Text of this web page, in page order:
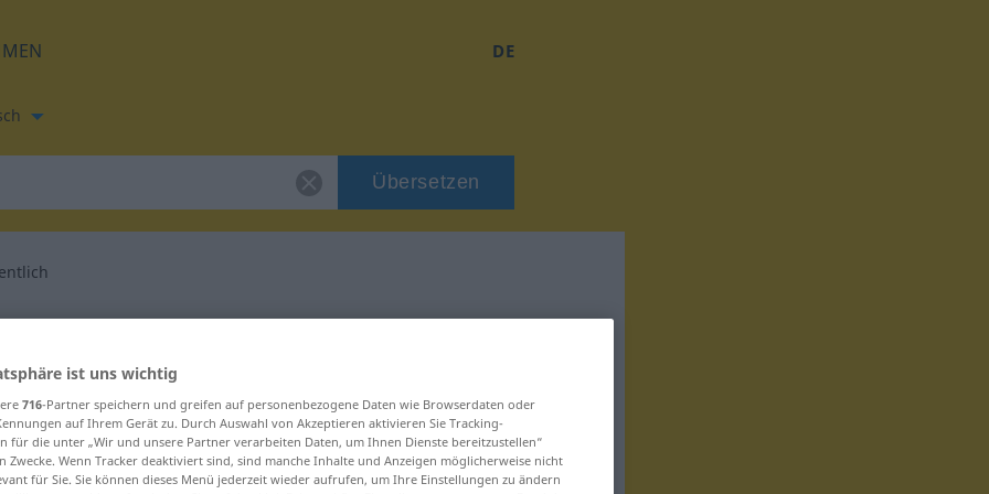
DE
Übersetzen
für "unwesentlich"
ist uns wichtig
716-Partner speichern und greifen auf personenbezogene Daten wie Browserdaten oder
auf Ihrem Gerät zu. Durch Auswahl von Akzeptieren aktivieren Sie Tracking-
für die unter „Wir und unsere Partner verarbeiten Daten, um Ihnen Dienste bereitzustellen“
Zwecke. Wenn Tracker deaktiviert sind, sind manche Inhalte und Anzeigen möglicherweise nicht
für Sie. Sie können dieses Menü jederzeit wieder aufrufen, um Ihre Einstellungen zu ändern